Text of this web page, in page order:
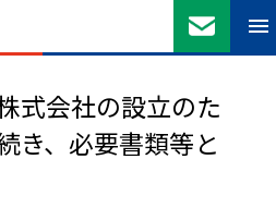
式会社の設立のた
き、必要書類等と